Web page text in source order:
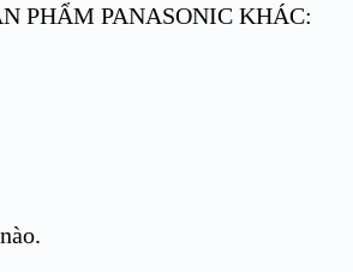
PHẨM PANASONIC KHÁC: